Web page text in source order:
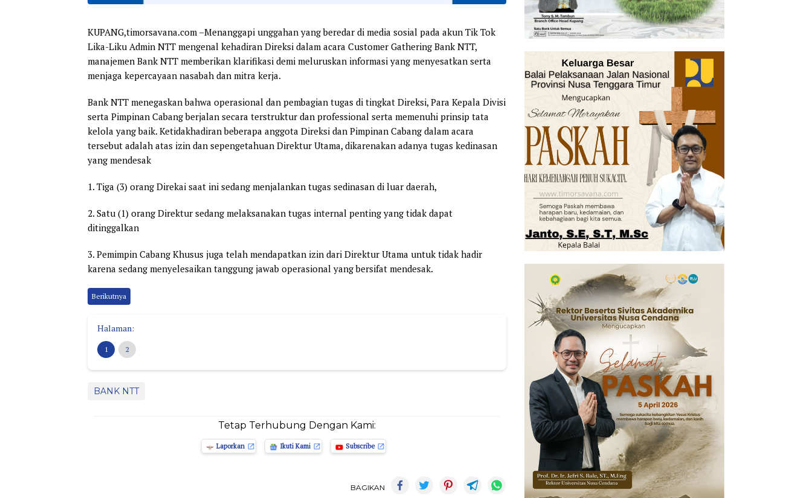
KUPANG,timorsavana.com –Menanggapi unggahan yang beredar di media sosial pada akun Tik Tok
Lika-Liku Admin NTT mengenal kehadiran Direksi dalam acara Customer Gathering Bank NTT,
manajemen Bank NTT memberikan klarifikasi demi meluruskan informasi yang menyesatkan serta
menjaga kepercayaan nasabah dan mitra kerja.
Bank NTT menegaskan bahwa operasional dan pembagian tugas di tingkat Direksi, Para Kepala Divisi
serta Pimpinan Cabang berjalan secara terstruktur dan professional serta memenuhi prinsip tata
kelola yang baik. Ketidakhadiran beberapa anggota Direksi dan Pimpinan Cabang dalam acara
tersebut adalah atas izin dan sepengetahuan Direktur Utama, dikarenakan adanya tugas kedinasan
yang mendesak
1. Tiga (3) orang Direkai saat ini sedang menjalankan tugas sedinasan di luar daerah,
2. Satu (1) orang Direktur sedang melaksanakan tugas internal penting yang tidak dapat
ditinggalkan
3. Pemimpin Cabang Khusus juga telah mendapatkan izin dari Direktur Utama untuk tidak hadir
karena sedang menyelesaikan tanggung jawab operasional yang bersifat mendesak.
Berikutnya
Halaman:
1 2
BANK NTT
Tetap Terhubung Dengan Kami:
Laporkan Ikuti Kami Subscribe
BAGIKAN